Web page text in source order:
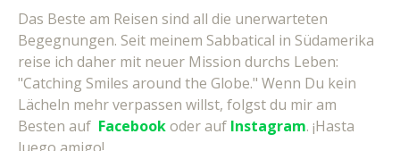
Das Beste am Reisen sind all die unerwarteten
Begegnungen. Seit meinem Sabbatical in Südamerika
reise ich daher mit neuer Mission durchs Leben:
"Catching Smiles around the Globe." Wenn Du kein
Lächeln mehr verpassen willst, folgst du mir am
Besten auf Facebookoder auf Instagram. ¡Hasta